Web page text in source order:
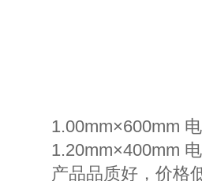
1.00mm×600mm
1.20mm×400mm
产品品质好，价格